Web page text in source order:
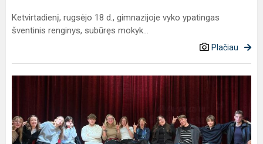
Ketvirtadienį, rugsėjo 18 d., gimnazijoje vyko ypatingas
šventinis renginys, subūręs mokyk...
Plačiau
ir
naujo